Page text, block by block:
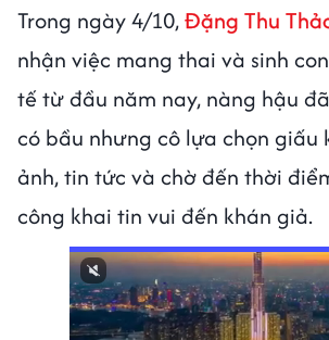
Trong ngày 4/10,Đặng Thu
nhận việc mang thai và sinh
tế từ đầu năm nay, nàng hậu
có bầu nhưng cô lựa chọn giấu
ảnh, tin tức và chờ đến thời
công khai tin vui đến khán giả.